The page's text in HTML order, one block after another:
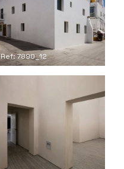
Ref: 7890_12